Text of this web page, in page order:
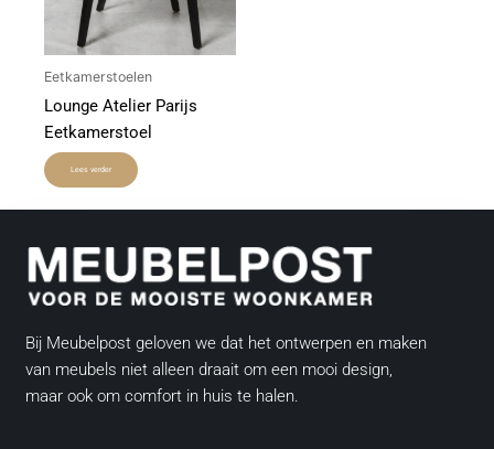
Eetkamerstoelen
Lounge Atelier Parijs
Eetkamerstoel
Lees verder
Bij Meubelpost geloven we dat het ontwerpen en maken
van meubels niet alleen draait om een mooi design,
maar ook om comfort in huis te halen.